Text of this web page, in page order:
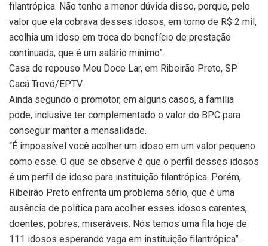
filantrópica. Não tenho a menor dúvida disso, porque, pelo
valor que ela cobrava desses idosos, em torno de R$ 2 mil,
acolhia um idoso em troca do benefício de prestação
continuada, que é um salário mínimo”.
Casa de repouso Meu Doce Lar, em Ribeirão Preto, SP
Cacá Trovó/EPTV
Ainda segundo o promotor, em alguns casos, a família
pode, inclusive ter complementado o valor do BPC para
conseguir manter a mensalidade.
“É impossível você acolher um idoso em um valor pequeno
como esse. O que se observe é que o perfil desses idosos
é um perfil de idoso para instituição filantrópica. Porém,
Ribeirão Preto enfrenta um problema sério, que é uma
ausência de política para acolher esses idosos carentes,
doentes, pobres, miseráveis. Nós temos uma fila hoje de
111 idosos esperando vaga em instituição filantrópica”.